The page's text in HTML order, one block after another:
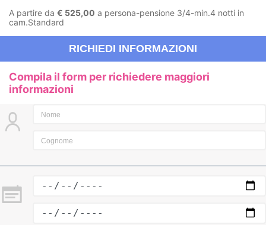
A partire da € 525,00 a persona-pensione 3/4-min.4 notti in
cam.Standard
RICHIEDI INFORMAZIONI
Compila il form per richiedere maggiori
informazioni